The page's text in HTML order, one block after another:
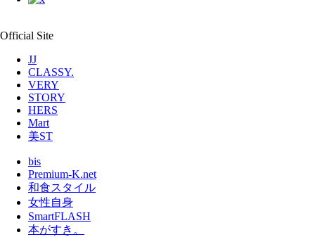
Official Site
JJ
CLASSY.
VERY
STORY
HERS
Mart
美ST
bis
Premium-K.net
和食スタイル
女性自身
SmartFLASH
本がすき。